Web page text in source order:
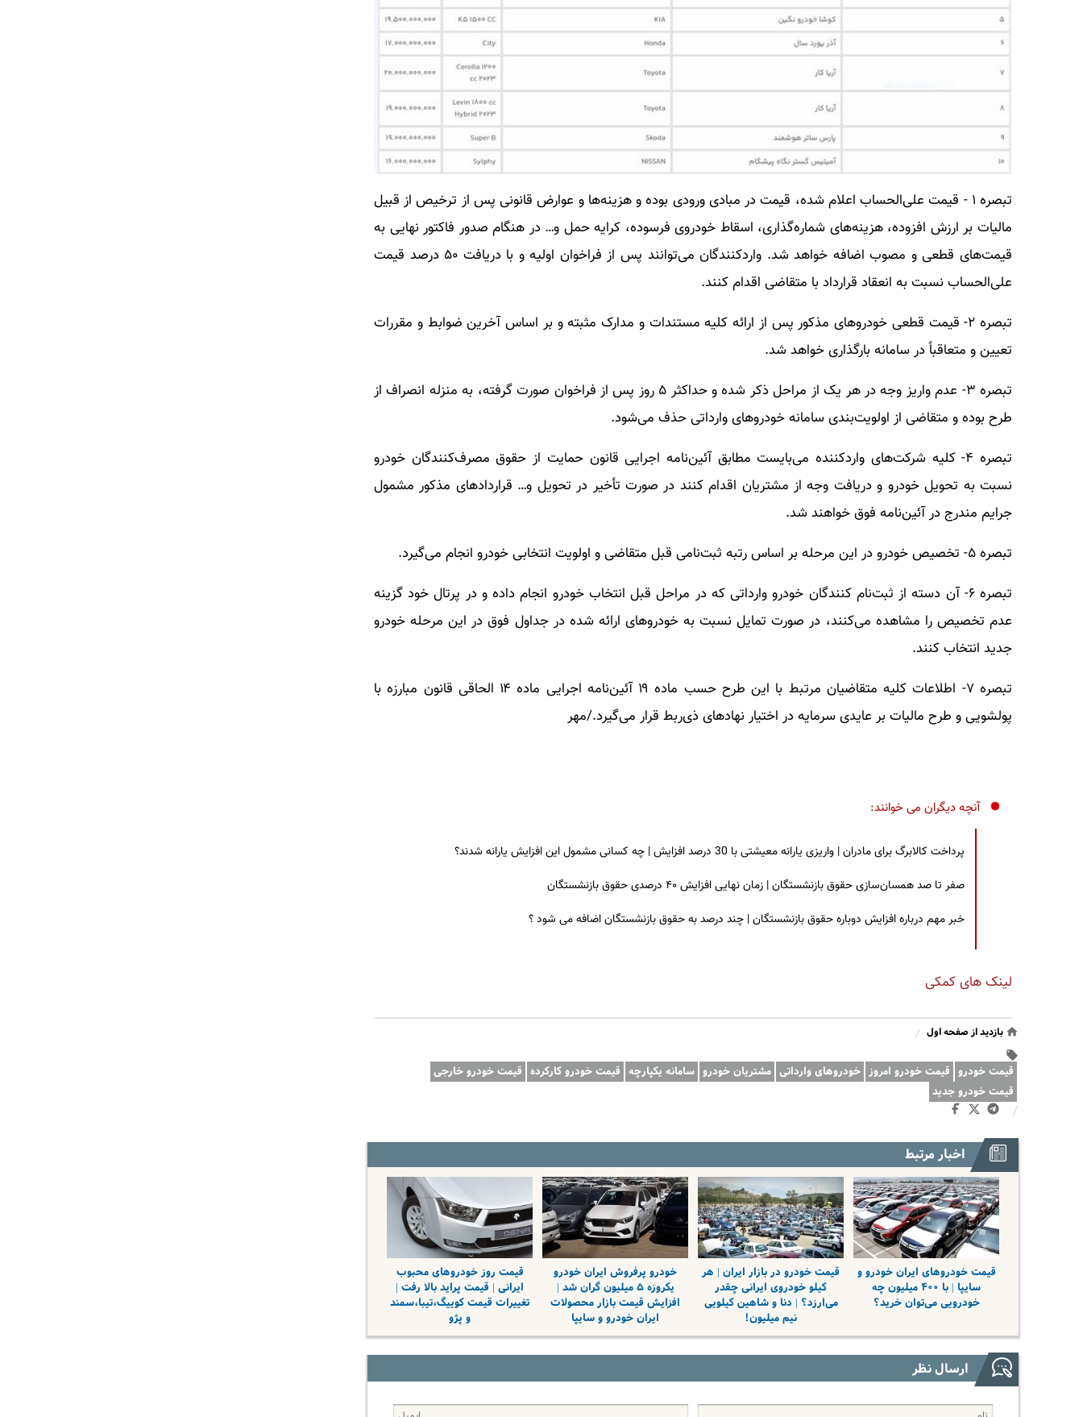
تبصره ۱ - قیمت علی‌الحساب اعلام شده، قیمت در مبادی ورودی بوده و هزینه‌ها و عوارض قانونی پس از ترخیص از قبیل
مالیات بر ارزش افزوده، هزینه‌های شماره‌گذاری، اسقاط خودروی فرسوده، کرایه حمل و… در هنگام صدور فاکتور نهایی به
قیمت‌های قطعی و مصوب اضافه خواهد شد. واردکنندگان می‌توانند پس از فراخوان اولیه و با دریافت ۵۰ درصد قیمت
علی‌الحساب نسبت به انعقاد قرارداد با متقاضی اقدام کنند.
تبصره ۲- قیمت قطعی خودروهای مذکور پس از ارائه کلیه مستندات و مدارک مثبته و بر اساس آخرین ضوابط و مقررات
تعیین و متعاقباً در سامانه بارگذاری خواهد شد.
تبصره ۳- عدم واریز وجه در هر یک از مراحل ذکر شده و حداکثر ۵ روز پس از فراخوان صورت گرفته، به منزله انصراف از
طرح بوده و متقاضی از اولویت‌بندی سامانه خودروهای وارداتی حذف می‌شود.
تبصره ۴- کلیه شرکت‌های واردکننده می‌بایست مطابق آئین‌نامه اجرایی قانون حمایت از حقوق مصرف‌کنندگان خودرو
نسبت به تحویل خودرو و دریافت وجه از مشتریان اقدام کنند در صورت تأخیر در تحویل و… قراردادهای مذکور مشمول
جرایم مندرج در آئین‌نامه فوق خواهند شد.
تبصره ۵- تخصیص خودرو در این مرحله بر اساس رتبه ثبت‌نامی قبل متقاضی و اولویت انتخابی خودرو انجام می‌گیرد.
تبصره ۶- آن دسته از ثبت‌نام کنندگان خودرو وارداتی که در مراحل قبل انتخاب خودرو انجام داده و در پرتال خود گزینه
عدم تخصیص را مشاهده می‌کنند، در صورت تمایل نسبت به خودروهای ارائه شده در جداول فوق در این مرحله خودرو
جدید انتخاب کنند.
تبصره ۷- اطلاعات کلیه متقاضیان مرتبط با این طرح حسب ماده ۱۹ آئین‌نامه اجرایی ماده ۱۴ الحاقی قانون مبارزه با
پولشویی و طرح مالیات بر عایدی سرمایه در اختیار نهادهای ذی‌ربط قرار می‌گیرد./مهر
آنچه دیگران می خوانند:
پرداخت کالابرگ برای مادران | واریزی یارانه معیشتی با 30 درصد افزایش | چه کسانی مشمول این افزایش یارانه شدند؟
صفر تا صد همسان‌سازی حقوق بازنشستگان | زمان نهایی افزایش ۴۰ درصدی حقوق بازنشستگان
خبر مهم درباره افزایش دوباره حقوق بازنشستگان | چند درصد به حقوق بازنشستگان اضافه می شود ؟
لینک های کمکی
بازدید از صفحه اول /
قیمت خودرو قیمت خودرو امروز خودروهای وارداتی مشتریان خودرو سامانه یکپارچه قیمت خودرو کارکرده قیمت خودرو خارجی
قیمت خودرو جدید
/
اخبار مرتبط
قیمت خودروهای ایران خودرو و
سایپا | با ۴۰۰ میلیون چه
خودرویی می‌توان خرید؟
قیمت خودرو در بازار ایران | هر
کیلو خودروی ایرانی چقدر
می‌ارزد؟ | دنا و شاهین کیلویی
نیم میلیون!
خودرو پرفروش ایران خودرو
یکروزه ۵ میلیون گران شد |
افزایش قیمت بازار محصولات
ایران خودرو و سایپا
قیمت روز خودروهای محبوب
ایرانی | قیمت پراید بالا رفت |
تغییرات قیمت کوییگ،تیبا،سمند
و پژو
ارسال نظر